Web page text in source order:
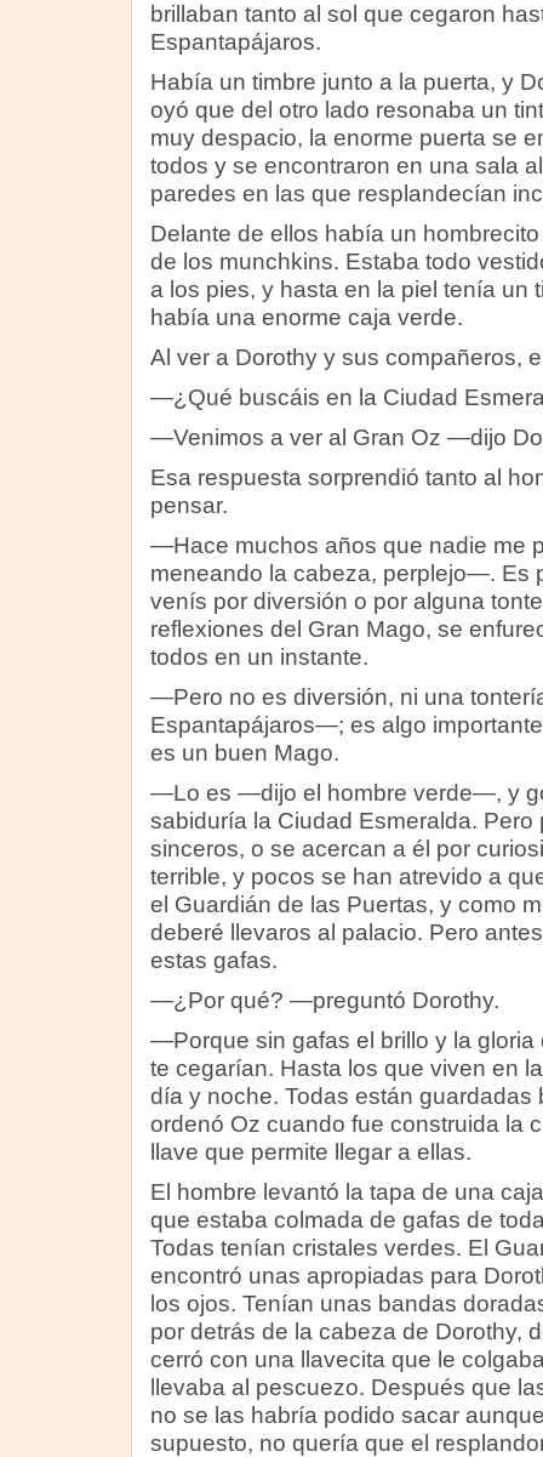
brillaban tanto al sol que cegaron
Espantapájaros.
Había un timbre junto a la puerta, y
oyó que del otro lado resonaba un
muy despacio, la enorme puerta se
todos y se encontraron en una sala
paredes en las que resplandecían
Delante de ellos había un
de los munchkins. Estaba todo
a los pies, y hasta en la piel tenía un
había una enorme caja verde.
Al ver a Dorothy y sus compañeros,
—¿Qué buscáis en la Ciudad
—Venimos a ver al Gran Oz —dijo
Esa respuesta sorprendió tanto al
pensar.
—Hace muchos años que nadie me
meneando la cabeza, perplejo—. Es
venís por diversión o por alguna
reflexiones del Gran Mago, se
todos en un instante.
—Pero no es diversión, ni una
Espantapájaros—; es algo
es un buen Mago.
—Lo es —dijo el hombre verde—, y
sabiduría la Ciudad Esmeralda. Pero
sinceros, o se acercan a él por
terrible, y pocos se han atrevido a
el Guardián de las Puertas, y como
deberé llevaros al palacio. Pero
estas gafas.
—¿Por qué? —preguntó Dorothy.
—Porque sin gafas el brillo y la gloria
te cegarían. Hasta los que viven en
día y noche. Todas están guardadas
ordenó Oz cuando fue construida la
llave que permite llegar a ellas.
El hombre levantó la tapa de una
que estaba colmada de gafas de
Todas tenían cristales verdes. El
encontró unas apropiadas para
los ojos. Tenían unas bandas
por detrás de la cabeza de Dorothy,
cerró con una llavecita que le
llevaba al pescuezo. Después que
no se las habría podido sacar
supuesto, no quería que el